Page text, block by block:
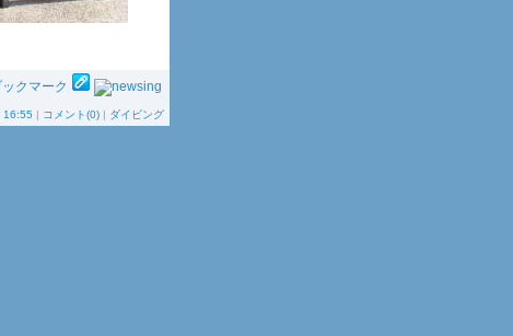
16:55 | コメント(0) | ダイビング